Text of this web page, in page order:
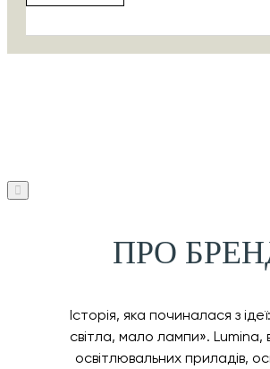
ПРО
Історія, яка починалася з
світла, мало лампи». Lumina,
освітлювальних приладів,